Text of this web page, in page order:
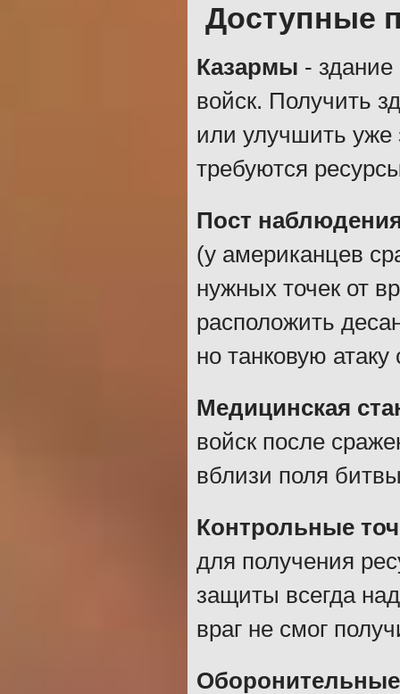
Доступные
Казармы -
войск. Получить
или улучшить уже
требуются
Пост
(у американцев
нужных точек от
расположить
но танковую
Медицинская
войск после
вблизи поля
Контрольные
для получения
защиты всегда
враг не смог